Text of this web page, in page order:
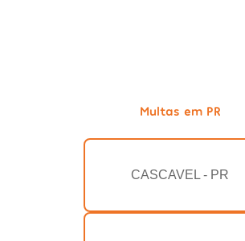
Multas em PR
CASCAVEL - PR